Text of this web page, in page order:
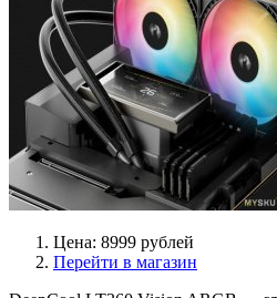
Цена: 8999 рублей
Перейти в магазин